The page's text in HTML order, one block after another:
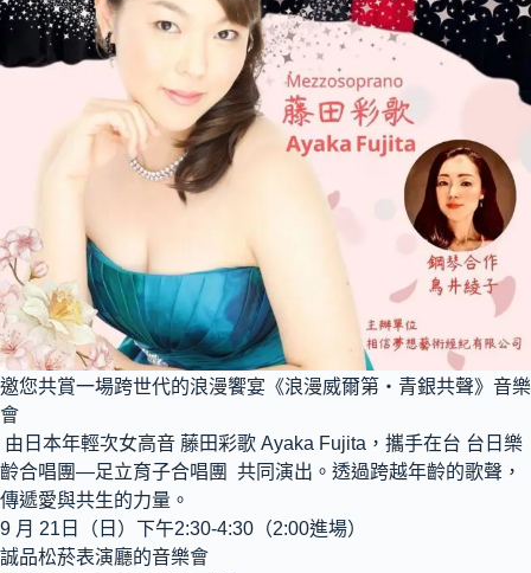
邀您共賞一場跨世代的浪漫饗宴《浪漫威爾第‧青銀共聲》音樂
會
由日本年輕次女高音 藤田彩歌 Ayaka Fujita，攜手在台 台日樂
齡合唱團—足立育子合唱團 共同演出。透過跨越年齡的歌聲，
傳遞愛與共生的力量。
9 月 21日（日）下午2:30-4:30（2:00進場）
誠品松菸表演廳的音樂會